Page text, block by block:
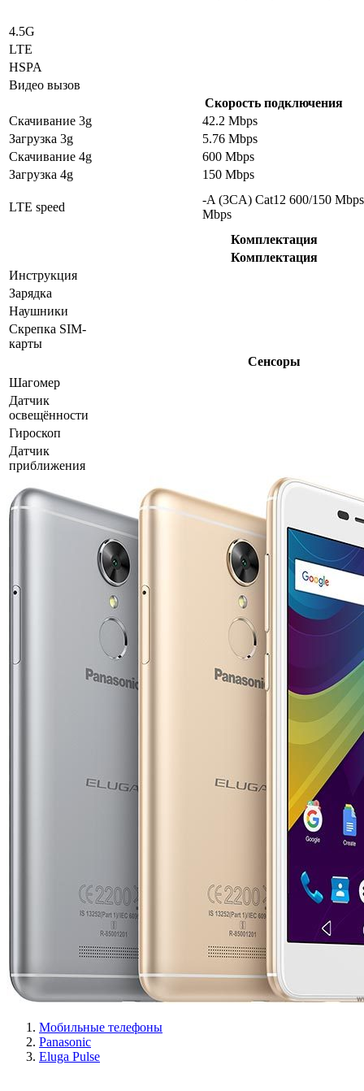
4.5G
LTE
HSPA
Видео вызов
Скорость подключения
Скачивание 3g
42.2 Mbps
Загрузка 3g
5.76 Mbps
Скачивание 4g
600 Mbps
Загрузка 4g
150 Mbps
LTE speed
-A (3CA) Cat12 600/150 Mbps
Mbps
Комплектация
Комплектация
Инструкция
Зарядка
Наушники
Скрепка SIM-
карты
Сенсоры
Шагомер
Датчик
освещённости
Гироскоп
Датчик
приближения
Мобильные телефоны
Panasonic
Eluga Pulse